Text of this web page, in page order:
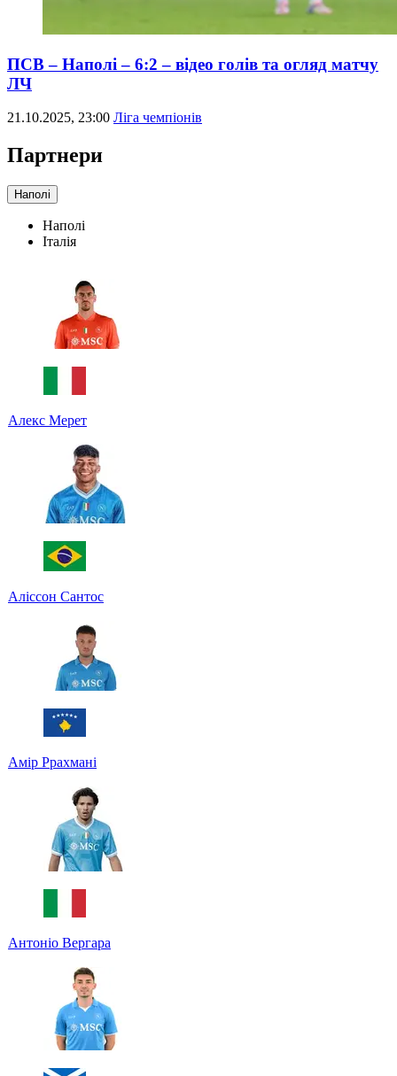
ПСВ – Наполі – 6:2 – відео голів та огляд матчу
ЛЧ
21.10.2025, 23:00 Ліга чемпіонів
Партнери
Наполі
Наполі
Італія
Алекс Мерет
Аліссон Сантос
Амір Ррахмані
Антоніо Вергара